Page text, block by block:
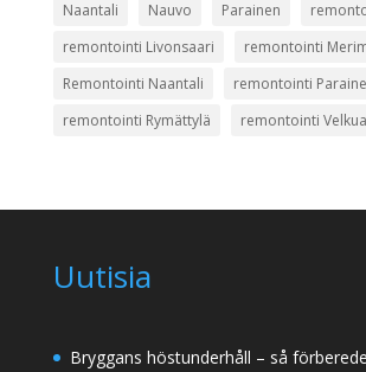
Naantali
Nauvo Parainen
remontointi Livonsaari
remontointi
Remontointi Naantali
remontointi
remontointi Rymättylä
remontointi Velkua
Uutisia
Bryggans höstunderhåll – så